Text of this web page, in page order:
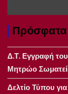
Δ.Τ. Εγγραφή
Μητρώο
Δελτίο Τύπου